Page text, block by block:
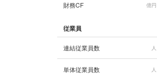
財務CF 億円
従業員
連結従業員数 人
単体従業員数 人